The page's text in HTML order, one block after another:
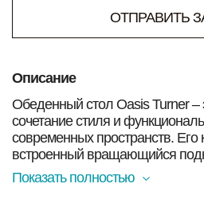
ОТПРАВИТЬ
Описание
Обеденный стол Oasis Turner –
сочетание стиля и
современных пространств.
встроенный вращающийся
обеспечивают максимальный
Показать полностью